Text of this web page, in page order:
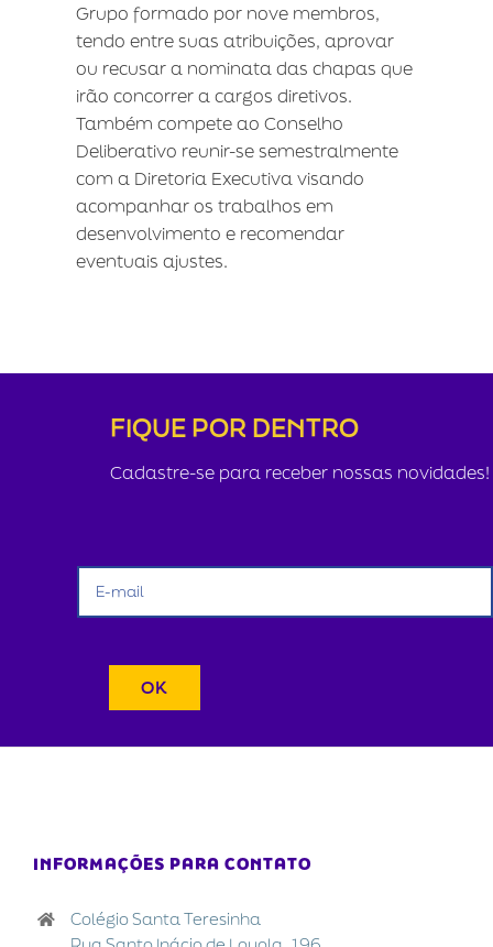
Grupo formado por nove membros,
tendo entre suas atribuições, aprovar
ou recusar a nominata das chapas que
irão concorrer a cargos diretivos.
Também compete ao Conselho
Deliberativo reunir-se semestralmente
com a Diretoria Executiva visando
acompanhar os trabalhos em
desenvolvimento e recomendar
eventuais ajustes.
FIQUE POR DENTRO
Cadastre-se para receber nossas novidades!
INFORMAÇÕES PARA CONTATO
Colégio Santa Teresinha